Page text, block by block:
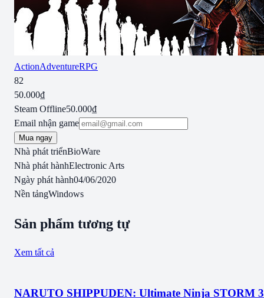
ActionAdventureRPG
82
50.000₫
Steam Offline50.000₫
Email nhận game
Mua ngay
Nhà phát triểnBioWare
Nhà phát hànhElectronic Arts
Ngày phát hành04/06/2020
Nền tảngWindows
Sản phẩm tương tự
Xem tất cả
NARUTO SHIPPUDEN: Ultimate Ninja STORM 3